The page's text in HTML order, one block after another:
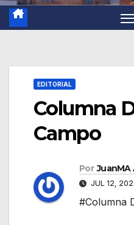
EDITORIAL
Columna
Campo
Por JuanMA
JUL 12,
#Columna